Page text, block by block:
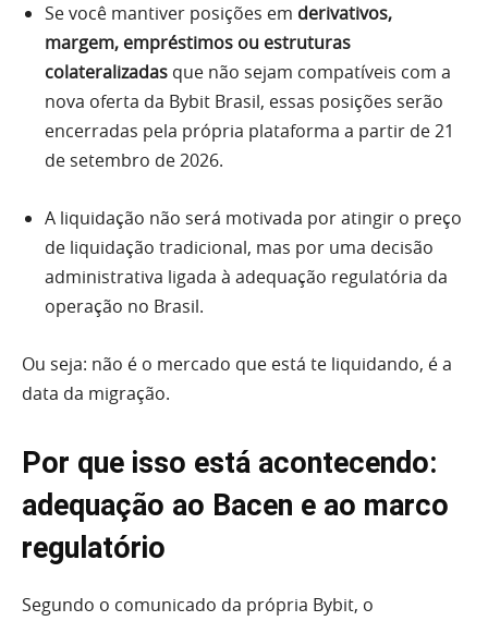
Se você mantiver posições em derivativos,
margem, empréstimos ou estruturas
colateralizadas que não sejam compatíveis com a
nova oferta da Bybit Brasil, essas posições serão
encerradas pela própria plataforma a partir de 21
de setembro de 2026.
A liquidação não será motivada por atingir o preço
de liquidação tradicional, mas por uma decisão
administrativa ligada à adequação regulatória da
operação no Brasil.
Ou seja: não é o mercado que está te liquidando, é a
data da migração.
Por que isso está acontecendo:
adequação ao Bacen e ao marco
regulatório
Segundo o comunicado da própria Bybit, o